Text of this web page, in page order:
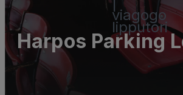
viagogo
lipputori
Harpos Parking
(InActive)